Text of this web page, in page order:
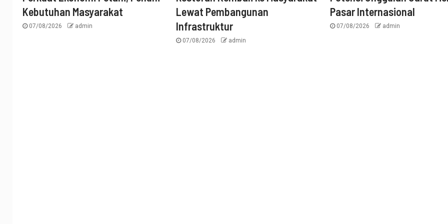
Kebutuhan Masyarakat
07/08/2026 admin
Lewat Pembangunan
Infrastruktur
07/08/2026 admin
Pasar Internasional
07/08/2026 admin